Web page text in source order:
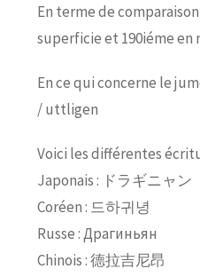
En terme de
superficie et 190iéme en
En ce qui concerne le
/ uttligen
Voici les différentes
Japonais : ドラギニャン
Coréen : 드하귀녕
Russe : Драгиньян
Chinois : 德拉吉尼昂